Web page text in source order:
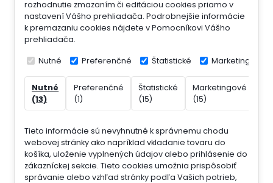
rozhodnutie zmazaním či editáciou cookies priamo v
nastavení Vášho prehliadača. Podrobnejšie informácie
k premazaniu cookies nájdete v Pomocníkovi Vášho
prehliadača.
Nutné Preferenčné Štatistické Marketingové
Nutné
(13)
Preferenčné
(1)
Štatistické
(15)
Marketingové
(15)
Tieto informácie sú nevyhnutné k správnemu chodu
webovej stránky ako napríklad vkladanie tovaru do
košíka, uloženie vyplnených údajov alebo prihlásenie do
zákazníckej sekcie. Tieto cookies umožnia prispôsobiť
správanie alebo vzhľad stránky podľa Vašich potrieb,